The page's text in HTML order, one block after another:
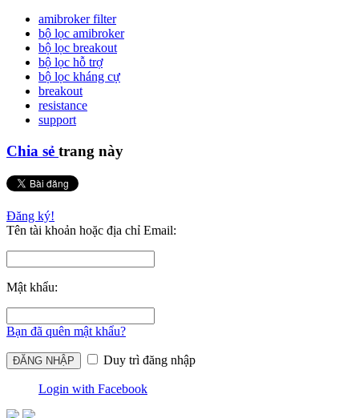
amibroker filter
bộ lọc amibroker
bộ lọc breakout
bộ lọc hỗ trợ
bộ lọc kháng cự
breakout
resistance
support
Chia sẻ trang này
Đăng ký!
Tên tài khoản hoặc địa chỉ Email:
Mật khẩu:
Bạn đã quên mật khẩu?
Duy trì đăng nhập
Login with Facebook